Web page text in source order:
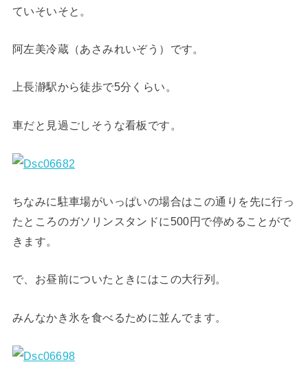
ていそいそと。
阿左美冷蔵（あさみれいぞう）です。
上長瀞駅から徒歩で5分くらい。
車だと見過ごしそうな看板です。
ちなみに駐車場がいっぱいの場合はこの通りを先に行っ
たところのガソリンスタンドに500円で停めることがで
きます。
で、お昼前についたときにはこの大行列。
みんなかき氷を食べるために並んでます。